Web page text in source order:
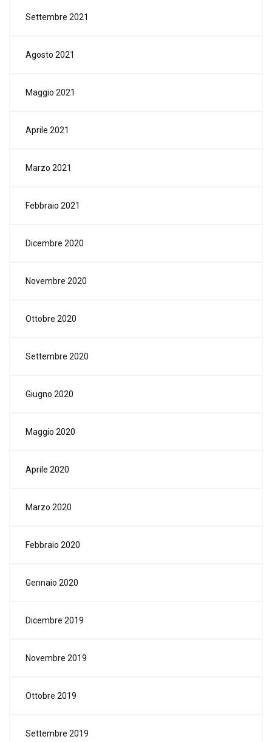
Settembre 2021
Agosto 2021
Maggio 2021
Aprile 2021
Marzo 2021
Febbraio 2021
Dicembre 2020
Novembre 2020
Ottobre 2020
Settembre 2020
Giugno 2020
Maggio 2020
Aprile 2020
Marzo 2020
Febbraio 2020
Gennaio 2020
Dicembre 2019
Novembre 2019
Ottobre 2019
Settembre 2019